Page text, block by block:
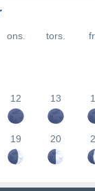
ons. tors.
12 13
19 20